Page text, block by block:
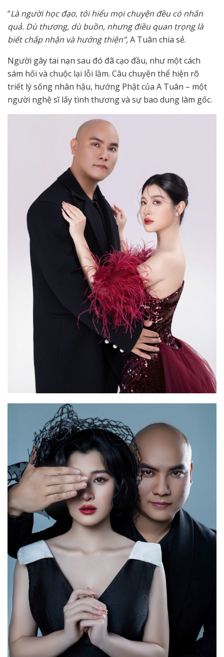
“Là người học đạo, tôi hiểu mọi chuyện đều có nhân
quả. Dù thương, dù buồn, nhưng điều quan trọng là
biết chấp nhận và hướng thiện”,A Tuân chia sẻ.
Người gây tai nạn sau đó đã cạo đầu, như một cách
sám hối và chuộc lại lỗi lầm. Câu chuyện thể hiện rõ
triết lý sống nhân hậu, hướng Phật của A Tuân – một
người nghệ sĩ lấy tình thương và sự bao dung làm gốc.